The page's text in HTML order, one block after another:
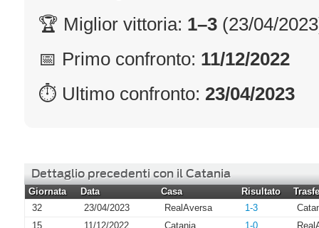
🏆 Miglior vittoria: 1–3 (23/04/
📅 Primo confronto: 11/12/2022
⏱ Ultimo confronto: 23/04/2023
Dettaglio precedenti con il Catania
Giornata Data Casa Risultato
32
23/04/2023 RealAversa 1-3
15
11/12/2022 Catania 1-0